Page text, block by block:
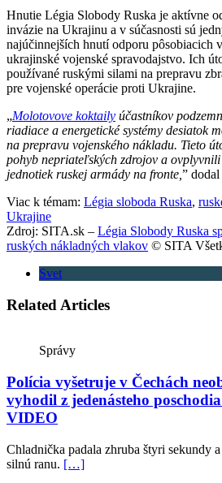
Hnutie Légia Slobody Ruska je aktívne
invázie na Ukrajinu a v súčasnosti sú
najúčinnejších hnutí odporu pôsobiacich
ukrajinské vojenské spravodajstvo. Ich
používané ruskými silami na prepravu
pre vojenské operácie proti Ukrajine.
„Molotovove koktaily účastníkov
riadiace a energetické systémy desiatok
na prepravu vojenského nákladu. Tieto
pohyb nepriateľských zdrojov a
jednotiek ruskej armády na fronte, ”
Viac k témam: Légia sloboda Ruska,
Ukrajine
Zdroj: SITA.sk – Légia Slobody Ruska
ruských nákladných vlakov © SITA
Svet
Related Articles
Správy
Polícia vyšetruje v Čechách
vyhodil z jedenásteho
VIDEO
Chladnička padala zhruba štyri sekundy
silnú ranu. […]